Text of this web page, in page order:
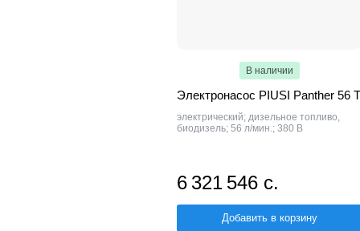
В наличии
Электронасос PIUSI Panther 56 T
электрический; дизельное топливо,
биодизель; 56 л/мин.; 380 В
6 321 546 с.
Добавить в корзину